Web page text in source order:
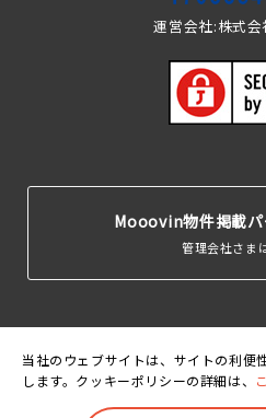
当社のウェブサイトは、サイトの利便
します。クッキーポリシーの詳細は、
運営会社:株式会
Mooovin物件掲載
管理会社さま
運営会 利用規 個人情報保護